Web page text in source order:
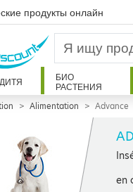
продукты онлайн
ДИТЯ
БИО
РАСТЕНИЯ
Alimentation Advance
en